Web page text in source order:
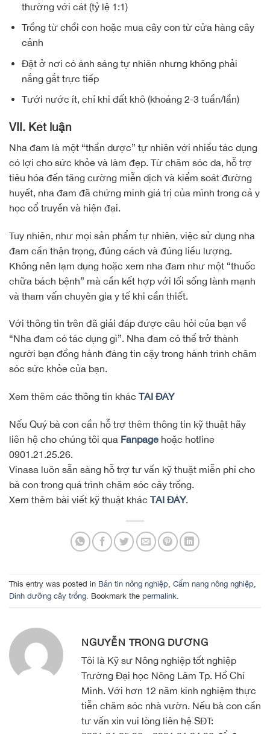
thường với cát (tỷ lệ 1:1)
Trồng từ chồi con hoặc mua cây con từ cửa hàng cây
cảnh
Đặt ở nơi có ánh sáng tự nhiên nhưng không phải
nắng gắt trực tiếp
Tưới nước ít, chỉ khi đất khô (khoảng 2-3 tuần/lần)
VII. Kết luận
Nha đam là một “thần dược” tự nhiên với nhiều tác dụng
có lợi cho sức khỏe và làm đẹp. Từ chăm sóc da, hỗ trợ
tiêu hóa đến tăng cường miễn dịch và kiểm soát đường
huyết, nha đam đã chứng minh giá trị của mình trong cả y
học cổ truyền và hiện đại.
Tuy nhiên, như mọi sản phẩm tự nhiên, việc sử dụng nha
đam cần thận trọng, đúng cách và đúng liều lượng.
Không nên lạm dụng hoặc xem nha đam như một “thuốc
chữa bách bệnh” mà cần kết hợp với lối sống lành mạnh
và tham vấn chuyên gia y tế khi cần thiết.
Với thông tin trên đã giải đáp được câu hỏi của bạn về
“Nha đam có tác dụng gì”. Nha đam có thể trở thành
người bạn đồng hành đáng tin cậy trong hành trình chăm
sóc sức khỏe của bạn.
Xem thêm các thông tin khác TẠI ĐÂY
Nếu Quý bà con cần hỗ trợ thêm thông tin kỹ thuật hãy
liên hệ cho chúng tôi qua Fanpage hoặc hotline
0901.21.25.26.
Vinasa luôn sẵn sàng hỗ trợ tư vấn kỹ thuật miễn phí cho
bà con trong quá trình chăm sóc cây trồng.
Xem thêm bài viết kỹ thuật khác TẠI ĐÂY.
This entry was posted in Bản tin nông nghiệp, Cẩm nang nông nghiệp,
Dinh dưỡng cây trồng. Bookmark the permalink.
NGUYỄN TRỌNG DƯƠNG
Tôi là Kỹ sư Nông nghiệp tốt nghiệp
Trường Đại học Nông Lâm Tp. Hồ Chí
Minh. Với hơn 12 năm kinh nghiệm thực
tiễn chăm sóc nhà vườn. Nếu bà con cần
tư vấn xin vui lòng liên hệ SĐT: